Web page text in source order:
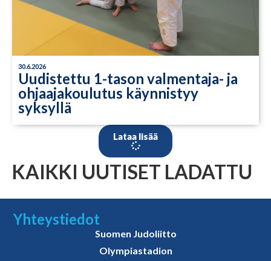
30.6.2026
Uudistettu 1-tason valmentaja- ja
ohjaajakoulutus käynnistyy
syksyllä
Lataa lisää
KAIKKI UUTISET LADATTU
Yhteystiedot
Suomen Judoliitto
Olympiastadion